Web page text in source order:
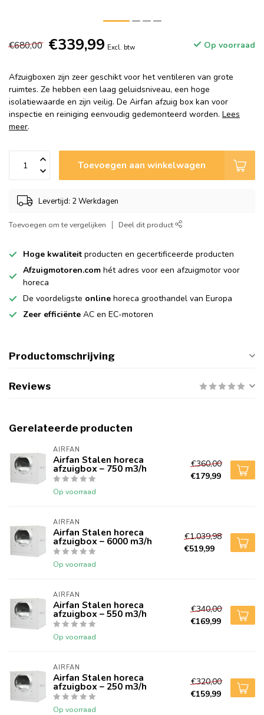
€680,00 €339,99 Excl. btw Op voorraad
Afzuigboxen zijn zeer geschikt voor het ventileren van grote
ruimtes. Ze hebben een laag geluidsniveau, een hoge
isolatiewaarde en zijn veilig. De Airfan afzuig box kan voor
inspectie en reiniging eenvoudig gedemonteerd worden. Lees
meer.
Toevoegen aan winkelwagen
Levertijd: 2 Werkdagen
Toevoegen om te vergelijken Deel dit product
Hoge kwaliteit producten en gecertificeerde producten
Afzuigmotoren.com hét adres voor een afzuigmotor voor
horeca
De voordeligste online horeca groothandel van Europa
Zeer efficiënte AC en EC-motoren
Productomschrijving
Reviews
Gerelateerde producten
AIRFAN
Airfan Stalen horeca
afzuigbox – 750 m3/h
Op voorraad
€360,00
€179,99
AIRFAN
Airfan Stalen horeca
afzuigbox – 6000 m3/h
Op voorraad
€1.039,98
€519,99
AIRFAN
Airfan Stalen horeca
afzuigbox – 550 m3/h
Op voorraad
€340,00
€169,99
AIRFAN
Airfan Stalen horeca
afzuigbox – 250 m3/h
Op voorraad
€320,00
€159,99